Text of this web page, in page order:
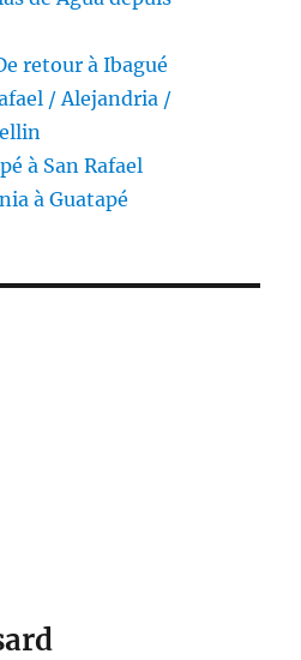
retour à Ibagué
/ Alejandria /
à San Rafael
à Guatapé